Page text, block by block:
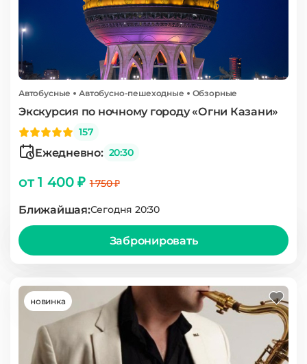
Автобусные Автобусно-пешеходные Обзорные
Экскурсия по ночному городу «Огни Казани»
157
Ежедневно: 20:30
от 1 400 ₽1 750 ₽
Ближайшая:Сегодня 20:30
Забронировать
новинка